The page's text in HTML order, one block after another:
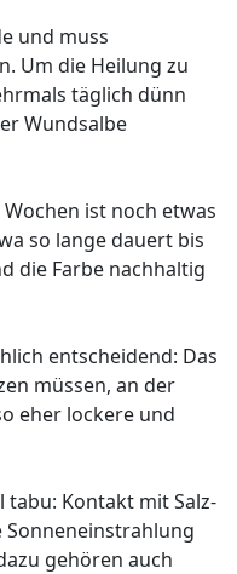
und muss
Um die Heilung zu
täglich dünn
Wundsalbe
ist noch etwas
so lange dauert bis
die Farbe nachhaltig
entscheidend: Das
müssen, an der
eher lockere und
Kontakt mit Salz-
Sonneneinstrahlung
gehören auch